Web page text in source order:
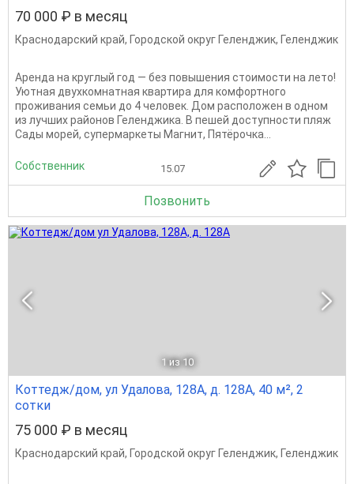
70 000 ₽ в месяц
Краснодарский край, Городской округ Геленджик, Геленджик
Аренда на круглый год — без повышения стоимости на лето!
Уютная двухкомнатная квартира для комфортного
проживания семьи до 4 человек. Дом расположен в одном
из лучших районов Геленджика. В пешей доступности пляж
Сады морей, супермаркеты Магнит, Пятёрочка...
Собственник 15.07
Позвонить
1 из 10
Коттедж/дом, ул Удалова, 128А, д. 128А, 40 м², 2
сотки
75 000 ₽ в месяц
Краснодарский край, Городской округ Геленджик, Геленджик